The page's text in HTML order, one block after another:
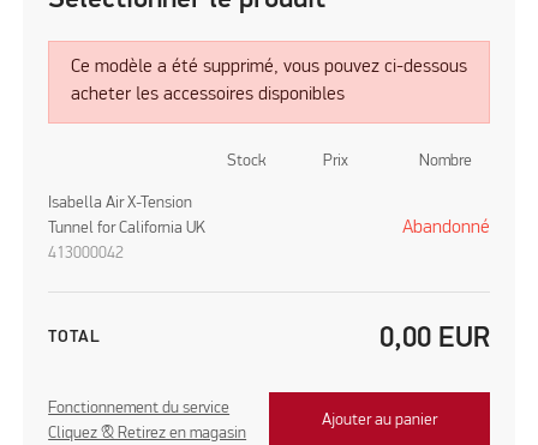
Ce modèle a été supprimé, vous pouvez ci-dessous
acheter les accessoires disponibles
Stock Prix Nombre
Isabella Air X-Tension
Tunnel for California UK
413000042
Abandonné
TOTAL 0,00 EUR
Fonctionnement du service
Cliquez & Retirez en magasin
Ajouter au panier